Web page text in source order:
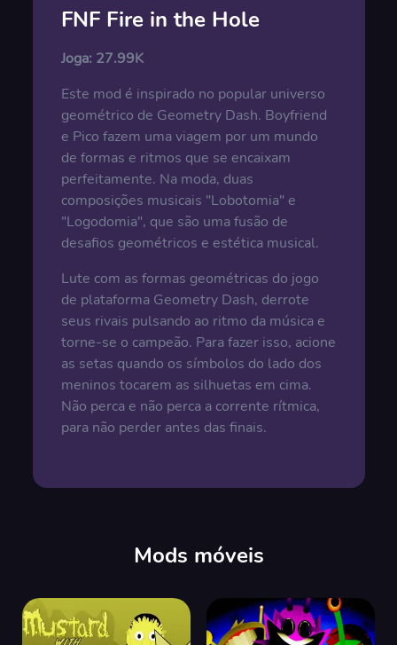
FNF Fire in the Hole
Joga: 27.99K
Este mod é inspirado no popular universo
geométrico de Geometry Dash. Boyfriend
e Pico fazem uma viagem por um mundo
de formas e ritmos que se encaixam
perfeitamente. Na moda, duas
composições musicais "Lobotomia" e
"Logodomia", que são uma fusão de
desafios geométricos e estética musical.
Lute com as formas geométricas do jogo
de plataforma Geometry Dash, derrote
seus rivais pulsando ao ritmo da música e
torne-se o campeão. Para fazer isso, acione
as setas quando os símbolos do lado dos
meninos tocarem as silhuetas em cima.
Não perca e não perca a corrente rítmica,
para não perder antes das finais.
Mods móveis